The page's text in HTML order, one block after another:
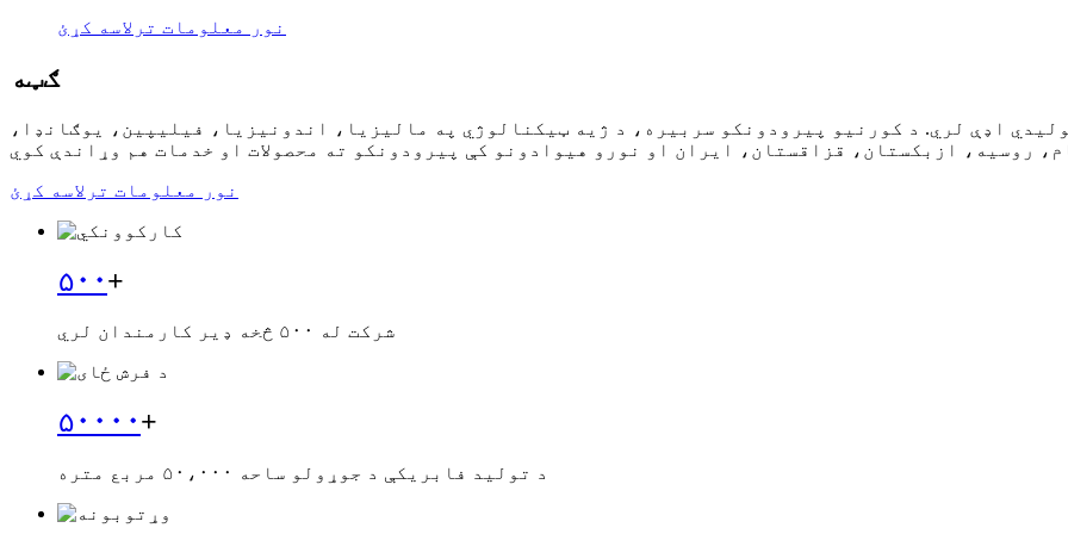
نور معلومات ترلاسه کړئ
ګټه
اډې لري. د کورنیو پیرودونکو سربیره، د ژیه ټیکنالوژي په مالیزیا، اندونیزیا، فیلیپین، یوګانډا،
نور معلومات ترلاسه کړئ
۵۰۰+
شرکت له ۵۰۰ څخه ډیر کارمندان لري
۵۰۰۰۰+
د تولید فابریکې د جوړولو ساحه ۵۰،۰۰۰ مربع متره